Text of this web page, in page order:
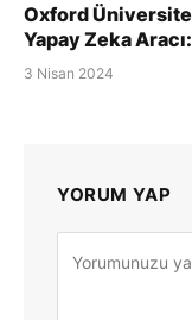
Oxford
Yapay Zeka
3 Nisan 2024
YORUM YAP